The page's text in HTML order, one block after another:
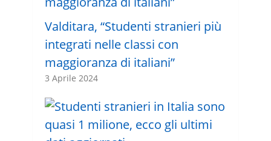
Valditara, “Studenti stranieri più
integrati nelle classi con
maggioranza di italiani”
3 Aprile 2024